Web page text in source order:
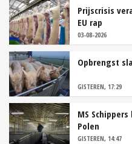
Prijscrisis
EU rap
03-08-2026
Opbrengst
GISTEREN, 17:29
MS
Polen
GISTEREN, 14:47